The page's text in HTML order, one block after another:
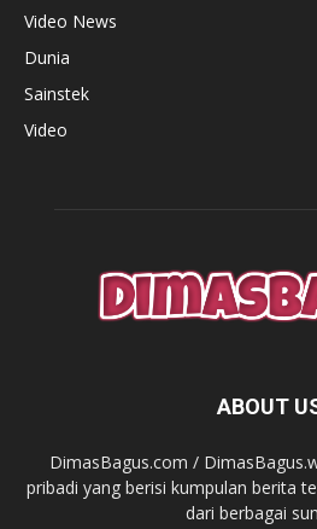
Video News
Dunia
Sainstek
Video
ABOUT
DimasBagus.com /
pribadi yang berisi kumpulan berita
dari berbagai